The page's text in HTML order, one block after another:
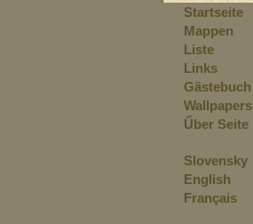
Startseite
Mappen
Liste
Links
Gästebuch
Wallpapers
Űber Seite
Slovensky
English
Français